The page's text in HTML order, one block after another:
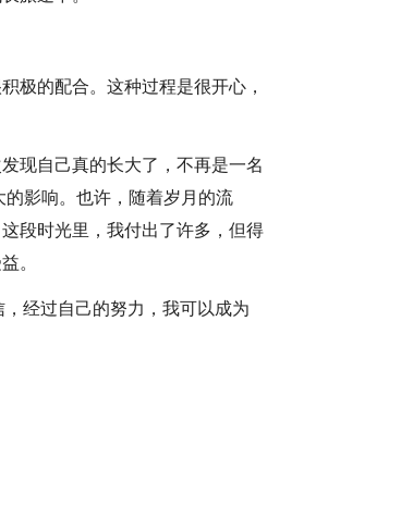
极的配合。这种过程是很开心，
现自己真的长大了，不再是一名
影响。也许，随着岁月的流
段时光里，我付出了许多，但得
。
经过自己的努力，我可以成为